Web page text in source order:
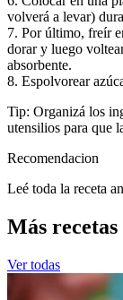
volverá a levar)
7. Por último, freír
dorar y luego
absorbente.
8. Espolvorear
Tip: Organizá los
utensilios para que
Recomendacion
Leé toda la receta
Más
Ver todas